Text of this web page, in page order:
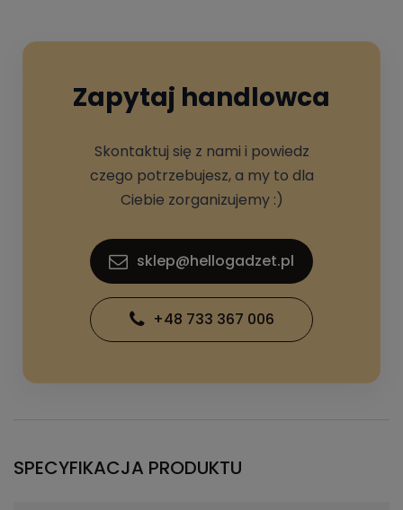
Zapytaj handlowca
Skontaktuj się z nami i powiedz
czego potrzebujesz, a my to dla
Ciebie zorganizujemy :)
sklep@hellogadzet.pl
+48 733 367 006
SPECYFIKACJA PRODUKTU